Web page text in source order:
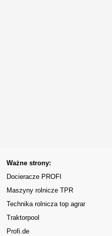
Ważne strony:
Docieracze PROFI
Maszyny rolnicze TPR
Technika rolnicza top agrar
Traktorpool
Profi.de